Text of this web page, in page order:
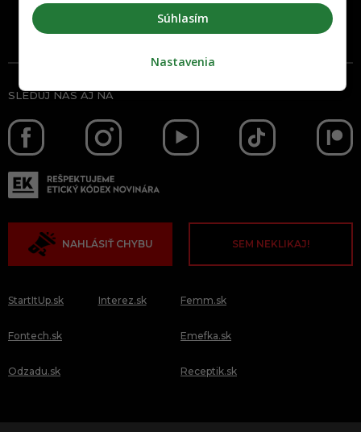
SLEDUJ NÁS AJ NA
NAHLÁSIŤ CHYBU SEM NEKLIKAJ!
StartItUp.sk
Fontech.sk
Odzadu.sk
Interez.sk Femm.sk
Emefka.sk
Receptik.sk
Súhlasím
Nastavenia